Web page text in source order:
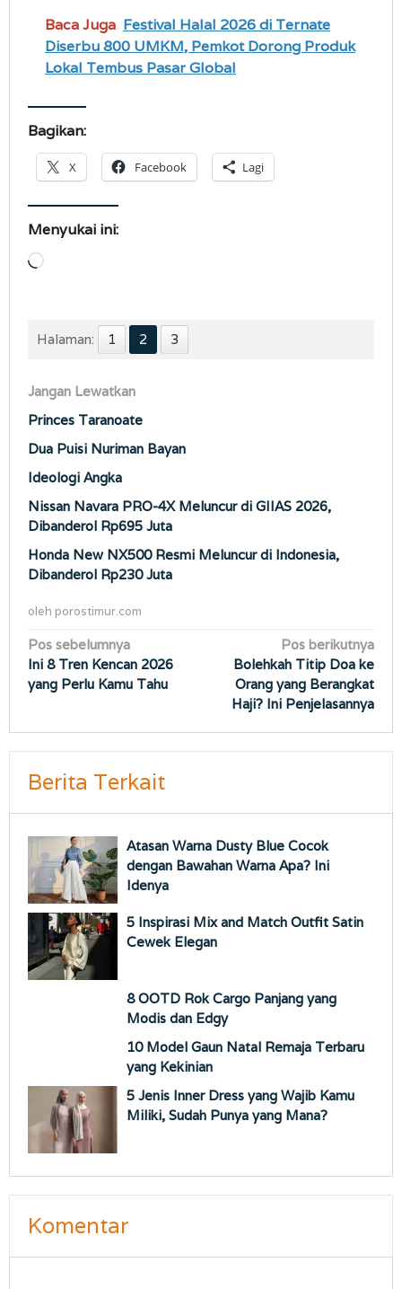
Baca Juga Festival Halal 2026 di Ternate
Diserbu 800 UMKM, Pemkot Dorong Produk
Lokal Tembus Pasar Global
Bagikan:
X Facebook Lagi
Menyukai ini:
Memuat...
Halaman: 1 2 3
Jangan Lewatkan
Princes Taranoate
Dua Puisi Nuriman Bayan
Ideologi Angka
Nissan Navara PRO-4X Meluncur di GIIAS 2026,
Dibanderol Rp695 Juta
Honda New NX500 Resmi Meluncur di Indonesia,
Dibanderol Rp230 Juta
oleh porostimur.com
Navigasi
pos
Pos sebelumnya
Ini 8 Tren Kencan 2026
yang Perlu Kamu Tahu
Pos berikutnya
Bolehkah Titip Doa ke
Orang yang Berangkat
Haji? Ini Penjelasannya
Berita Terkait
Atasan Warna Dusty Blue Cocok
dengan Bawahan Warna Apa? Ini
Idenya
5 Inspirasi Mix and Match Outfit Satin
Cewek Elegan
8 OOTD Rok Cargo Panjang yang
Modis dan Edgy
10 Model Gaun Natal Remaja Terbaru
yang Kekinian
5 Jenis Inner Dress yang Wajib Kamu
Miliki, Sudah Punya yang Mana?
Komentar